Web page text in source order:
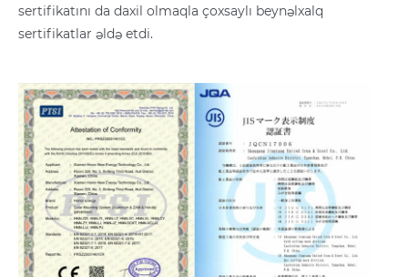
sertifikatını da daxil olmaqla çoxsaylı beynəlxalq
sertifikatlar əldə etdi.